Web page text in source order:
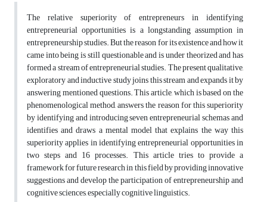
The relative superiority of entrepreneurs in identifying
entrepreneurial opportunities is a longstanding assumption in
entrepreneurship studies. But the reason for its existence and how it
came into being is still questionable and is under theorized and has
formed a stream of entrepreneurial studies. The present qualitative,
exploratory and inductive study joins this stream and expands it by
answering mentioned questions. This article, which is based on the
phenomenological method, answers the reason for this superiority
by identifying and introducing seven entrepreneurial schemas and
identifies and draws a mental model that explains the way this
superiority applies in identifying entrepreneurial opportunities in
two steps and 16 processes. This article tries to provide a
framework for future research in this field by providing innovative
suggestions and develop the participation of entrepreneurship and
cognitive sciences, especially cognitive linguistics.